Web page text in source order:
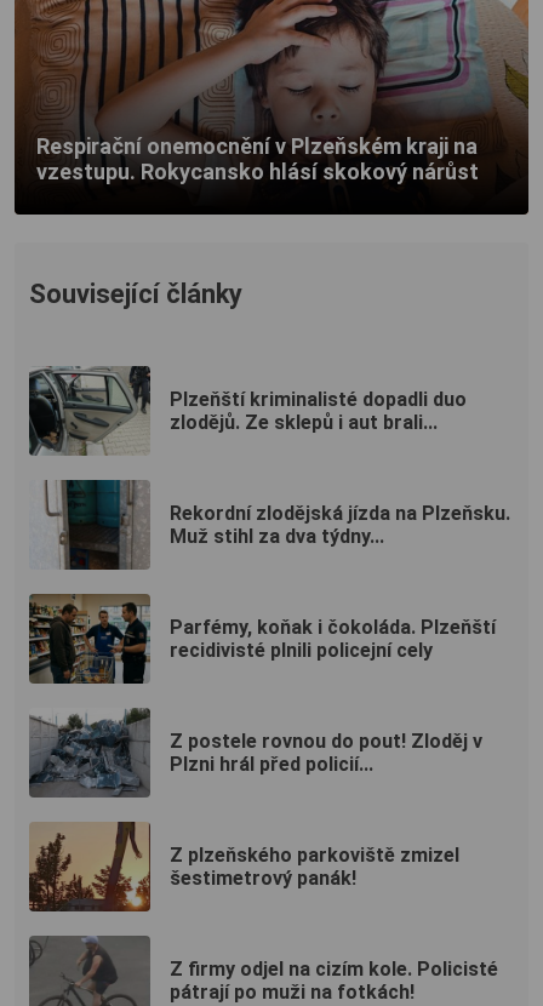
Respirační onemocnění v Plzeňském kraji na
vzestupu. Rokycansko hlásí skokový nárůst
Související články
Plzeňští kriminalisté dopadli duo
zlodějů. Ze sklepů i aut brali...
Rekordní zlodějská jízda na Plzeňsku.
Muž stihl za dva týdny...
Parfémy, koňak i čokoláda. Plzeňští
recidivisté plnili policejní cely
Z postele rovnou do pout! Zloděj v
Plzni hrál před policií...
Z plzeňského parkoviště zmizel
šestimetrový panák!
Z firmy odjel na cizím kole. Policisté
pátrají po muži na fotkách!